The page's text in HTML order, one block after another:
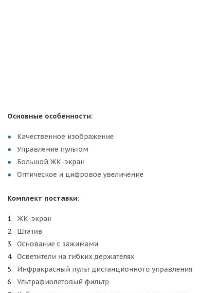
Основные особенности:
Качественное изображение
Управление пультом
Большой ЖК-экран
Оптическое и цифровое увеличение
Комплект поставки:
ЖК-экран
Штатив
Основание с зажимами
Осветители на гибких держателях
Инфракрасный пульт дистанционного управления
Ультрафиолетовый фильтр